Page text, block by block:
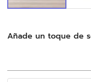
Añade un toque de